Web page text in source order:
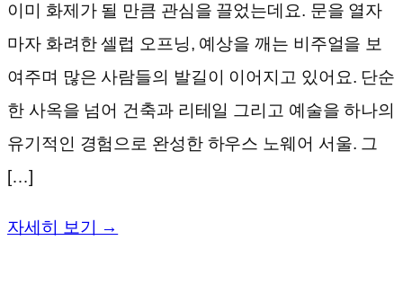
이미 화제가 될 만큼 관심을 끌었는데요. 문을 열자
마자 화려한 셀럽 오프닝, 예상을 깨는 비주얼을 보
여주며 많은 사람들의 발길이 이어지고 있어요. 단순
한 사옥을 넘어 건축과 리테일 그리고 예술을 하나의
유기적인 경험으로 완성한 하우스 노웨어 서울. 그
[…]
자세히 보기 →